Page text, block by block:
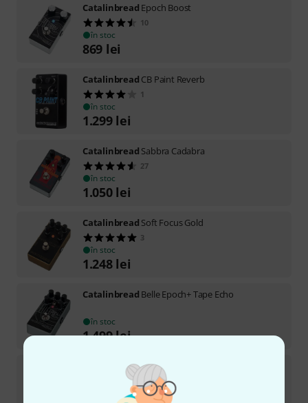
Catalinbread Epoch Boost
10
în stoc
869 lei
Catalinbread CB Paint Reverb
1
în stoc
1.299 lei
Catalinbread Sabbra Cadabra
27
în stoc
1.050 lei
Catalinbread Soft Focus Gold
3
în stoc
1.248 lei
Catalinbread Belle Epoch+ Tape Echo
în stoc
1.499lei
CatalinbreadBelle Epoch+ Tape Echo B-Stock